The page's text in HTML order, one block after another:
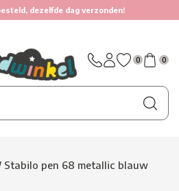
dezelfde dag verzonden!
0 0
Stabilo pen 68 metallic blauw